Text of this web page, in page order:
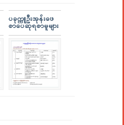
ပခုက္ကူဦးအုန်းဖေ
စာပေဆုရစာမူများ